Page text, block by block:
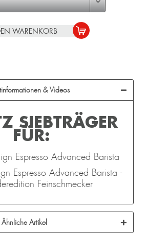
WARENKORB
& Videos
SIEBTRÄGER
FÜR:
Espresso Advanced Barista
Espresso Advanced Barista -
Feinschmecker
Ähnliche Artikel